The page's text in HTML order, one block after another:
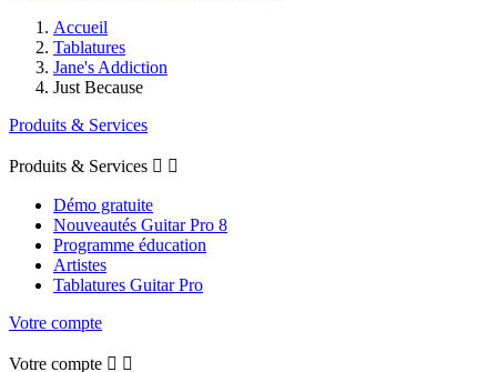
Accueil
Tablatures
Jane's Addiction
Just Because
Produits & Services
Produits & Services  
Démo gratuite
Nouveautés Guitar Pro 8
Programme éducation
Artistes
Tablatures Guitar Pro
Votre compte
Votre compte  